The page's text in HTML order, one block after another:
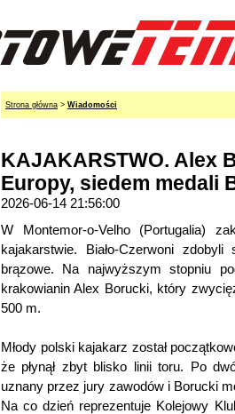
Strona główna > Wiadomości
KAJAKARSTWO. Alex
Europy, siedem medali
2026-06-14 21:56:00
W Montemor-o-Velho (Portugalia)
kajakarstwie. Biało-Czerwoni
brązowe. Na najwyższym stopniu
krakowianin Alex Borucki, który
500 m.
Młody polski kajakarz został
że płynął zbyt blisko linii toru. Po
uznany przez jury zawodów i Borucki
Na co dzień reprezentuje Kolejowy